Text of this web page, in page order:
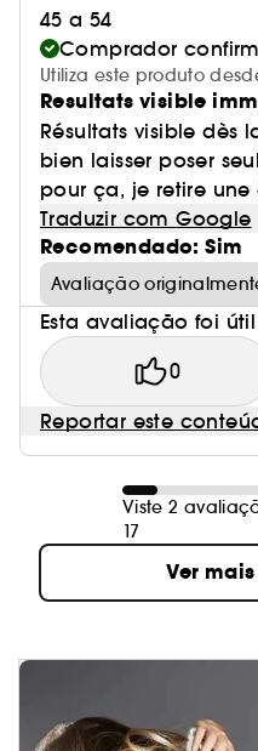
45 a 54
Comprador
Utiliza este produto
Resultats visible
Résultats visible dès
bien laisser poser
pour ça, je retire une
Traduzir com Google
Recomendado: Sim
Avaliação
Esta avaliação foi
0
Reportar este
Viste 2
17
Ver